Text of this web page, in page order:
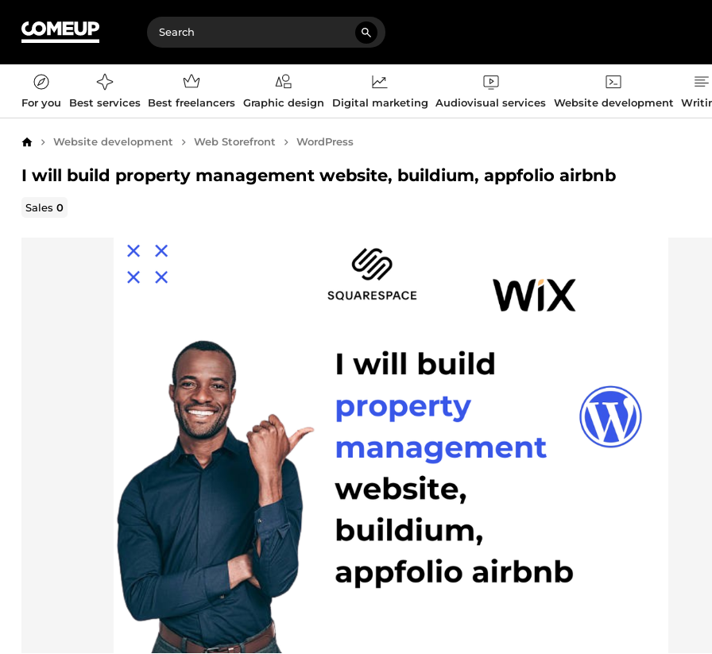
For you Best services Best freelancers Graphic design Digital marketing Audiovisual services Website development
Home Website development Web Storefront WordPress
I will build property management website, buildium, appfolio airbnb
Sales0